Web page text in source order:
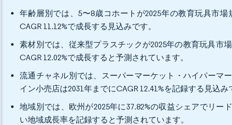
年齢層別では、5〜8歳コホートが2025年の教育玩具市場
CAGR 11.12%で成長する見込みです。
素材別では、従来型プラスチックが2025年の教育玩具市
CAGR 12.02%で成長すると予測されています。
流通チャネル別では、スーパーマーケット・ハイパーマ
イン小売店は2031年までにCAGR 12.41%を記録する見込み
地域別では、欧州が2025年に37.82%の収益シェアでリー
い地域成長率を記録すると予測されています。